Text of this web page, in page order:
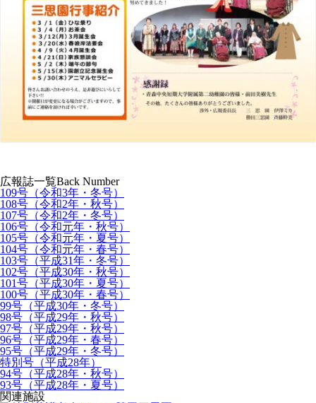
広報誌一覧Back Number
109号（令和3年・冬号）
108号（令和2年・秋号）
107号（令和2年・冬号）
106号（令和元年・秋号）
105号（令和元年・夏号）
104号（令和元年・春号）
103号（平成31年・冬号）
102号（平成30年・秋号）
101号（平成30年・夏号）
100号（平成30年・春号）
99号（平成30年・冬号）
98号（平成29年・秋号）
97号（平成29年・秋号）
96号（平成29年・春号）
95号（平成29年・冬号）
特別号（平成28年）
94号（平成28年・秋号）
93号（平成28年・夏号）
関連施設